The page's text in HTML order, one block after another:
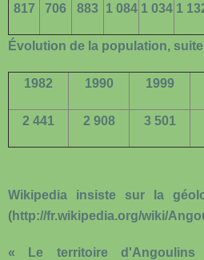
817 706 883 1 084 1 034 1
Évolution de la population, suite
1982 1990 1999
2 441 2 908 3 501
Wikipedia insiste sur la
(http://fr.wikipedia.org/wiki/
« Le territoire